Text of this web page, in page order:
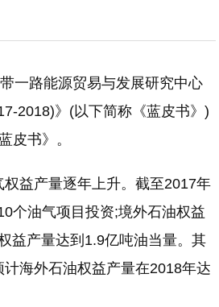
核电已成中国东部沿海地
一路能源贸易与发展研究中心
2018)》(以下简称《蓝皮书》)
皮书》。
权益产量逐年上升。截至2017年
个油气项目投资;境外石油权益
益产量达到1.9亿吨油当量。其
海外石油权益产量在2018年达